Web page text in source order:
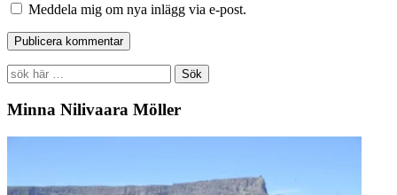
Meddela mig om nya inlägg via e-post.
Search
for:
Minna Nilivaara Möller